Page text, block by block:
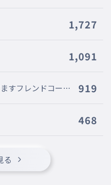
1,727
1,091
すフレンドコード
919
468
る